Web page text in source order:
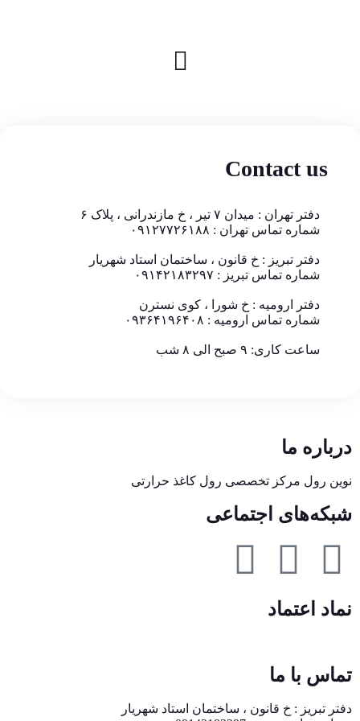
Contact us
دفتر تهران : میدان ۷ تیر ، خ مازندرانی ، پلاک ۶
شماره تماس تهران : ۰۹۱۲۷۷۲۶۱۸۸
دفتر تبریز : خ قانون ، ساختمان استاد شهریار
شماره تماس تبریز : ۰۹۱۴۲۱۸۳۲۹۷
دفتر ارومیه : خ شورا ، کوی نسترن
شماره تماس ارومیه : ۰۹۳۶۴۱۹۶۴۰۸
ساعت کاری: ۹ صبح الی ۸ شب
درباره ما
نوین رول مرکز تخصصی رول کاغذ حرارتی
شبکه‌های اجتماعی
نماد اعتماد
تماس با ما
دفتر تبریز : خ قانون ، ساختمان استاد شهریار